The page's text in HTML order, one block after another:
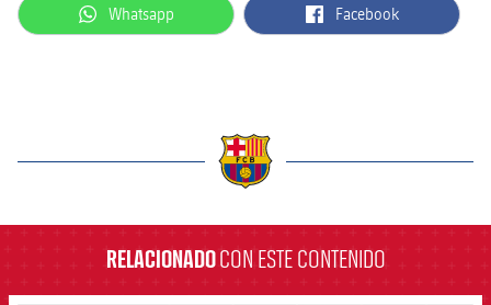
label.aria.whatsapp
Whatsapp label.aria.facebook
Facebook
RELACIONADOCON ESTE CONTENIDO